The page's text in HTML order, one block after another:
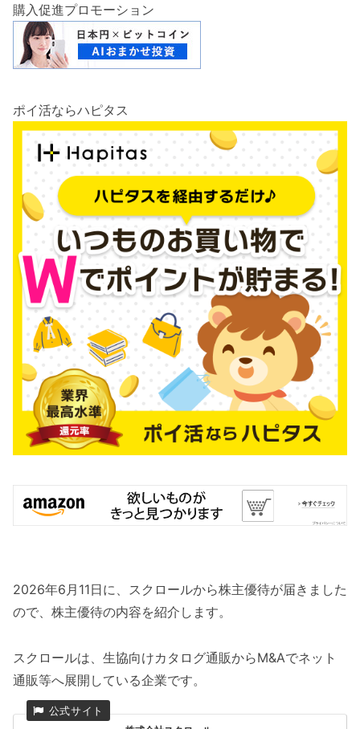
購入促進プロモーション
ポイ活ならハピタス
2026年6月11日に、スクロールから株主優待が届きました
ので、株主優待の内容を紹介します。
スクロールは、生協向けカタログ通販からM&Aでネット
通販等へ展開している企業です。